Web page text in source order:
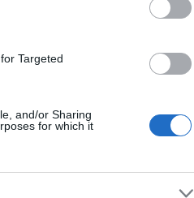
Targeted
and/or Sharing
for which it